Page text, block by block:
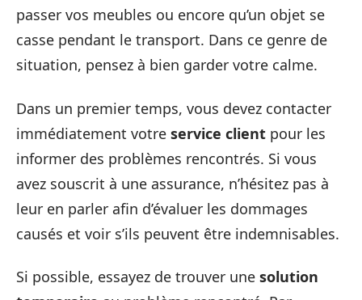
passer vos meubles ou encore qu’un objet se
casse pendant le transport. Dans ce genre de
situation, pensez à bien garder votre calme.
Dans un premier temps, vous devez contacter
immédiatement votre service client pour les
informer des problèmes rencontrés. Si vous
avez souscrit à une assurance, n’hésitez pas à
leur en parler afin d’évaluer les dommages
causés et voir s’ils peuvent être indemnisables.
Si possible, essayez de trouver une solution